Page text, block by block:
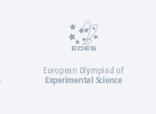
European Olympiad of
Experimental Science